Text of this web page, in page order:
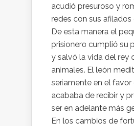
acudió presuroso y
redes con sus afilados
De esta manera el
prisionero cumplió su
y salvó la vida del rey
animales. El león
seriamente en el favor
acababa de recibir y
ser en adelante más
En los cambios de